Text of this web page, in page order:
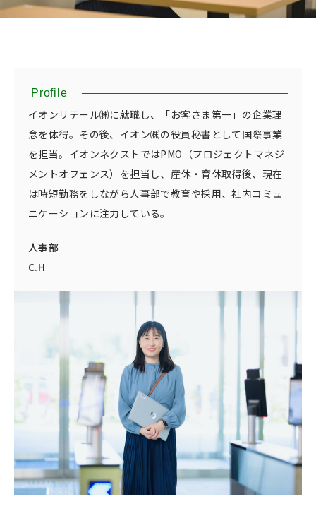
Profile
イオンリテール㈱に就職し、「お客さま第一」の企業理
念を体得。その後、イオン㈱の役員秘書として国際事業
を担当。イオンネクストではPMO（プロジェクトマネジ
メントオフェンス）を担当し、産休・育休取得後、現在
は時短勤務をしながら人事部で教育や採用、社内コミュ
ニケーションに注力している。
人事部
C.H